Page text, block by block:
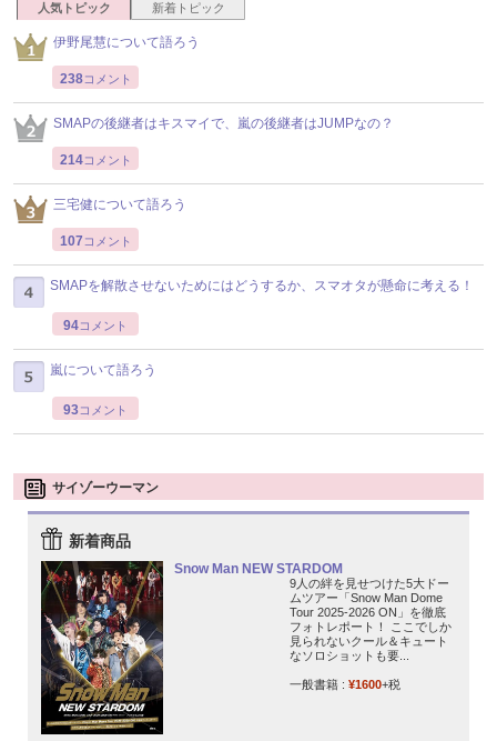
人気トピック 新着トピック
伊野尾慧について語ろう
238コメント
SMAPの後継者はキスマイで、嵐の後継者はJUMPなの？
214コメント
三宅健について語ろう
107コメント
SMAPを解散させないためにはどうするか、スマオタが懸命に考える！
94コメント
嵐について語ろう
93コメント
サイゾーウーマン
新着商品
Snow Man NEW STARDOM
9人の絆を見せつけた5大ドー
ムツアー「Snow Man Dome
Tour 2025-2026 ON」を徹底
フォトレポート！ ここでしか
見られないクール＆キュート
なソロショットも要...
一般書籍 : ¥1600+税